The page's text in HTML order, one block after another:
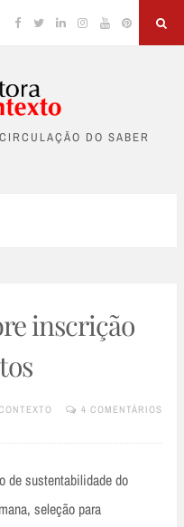
Facebook
TwitterLinkedinInstagram
YouTubePinterest
DO SABER
inscrição
4 COMENTÁRIOS
de sustentabilidade do
seleção para